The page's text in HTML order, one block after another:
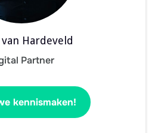
van Hardeveld
Partner
kennismaken!